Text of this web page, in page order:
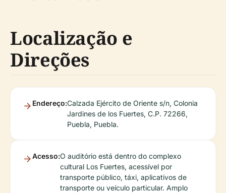
Localização e
Direções
Endereço:Calzada Ejército de Oriente s/n, Colonia
Jardines de los Fuertes, C.P. 72266,
Puebla, Puebla.
Acesso:O auditório está dentro do complexo
cultural Los Fuertes, acessível por
transporte público, táxi, aplicativos de
transporte ou veículo particular. Amplo